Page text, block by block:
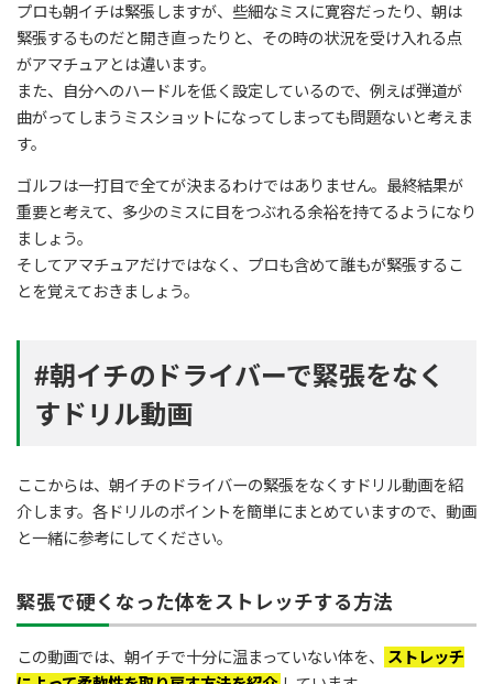
プロも朝イチは緊張しますが、些細なミスに寛容だったり、朝は
緊張するものだと開き直ったりと、その時の状況を受け入れる点
がアマチュアとは違います。
また、自分へのハードルを低く設定しているので、例えば弾道が
曲がってしまうミスショットになってしまっても問題ないと考えま
す。
ゴルフは一打目で全てが決まるわけではありません。最終結果が
重要と考えて、多少のミスに目をつぶれる余裕を持てるようになり
ましょう。
そしてアマチュアだけではなく、プロも含めて誰もが緊張するこ
とを覚えておきましょう。
#朝イチのドライバーで緊張をなく
すドリル動画
ここからは、朝イチのドライバーの緊張をなくすドリル動画を紹
介します。各ドリルのポイントを簡単にまとめていますので、動画
と一緒に参考にしてください。
緊張で硬くなった体をストレッチする方法
この動画では、朝イチで十分に温まっていない体を、
ストレッチ